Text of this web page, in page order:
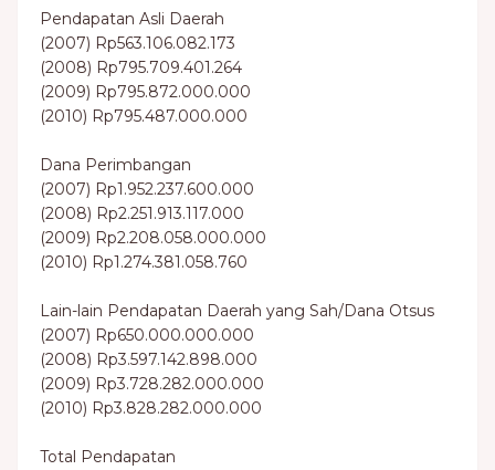
Pendapatan Asli Daerah
(2007) Rp563.106.082.173
(2008) Rp795.709.401.264
(2009) Rp795.872.000.000
(2010) Rp795.487.000.000
Dana Perimbangan
(2007) Rp1.952.237.600.000
(2008) Rp2.251.913.117.000
(2009) Rp2.208.058.000.000
(2010) Rp1.274.381.058.760
Lain-lain Pendapatan Daerah yang Sah/Dana Otsus
(2007) Rp650.000.000.000
(2008) Rp3.597.142.898.000
(2009) Rp3.728.282.000.000
(2010) Rp3.828.282.000.000
Total Pendapatan